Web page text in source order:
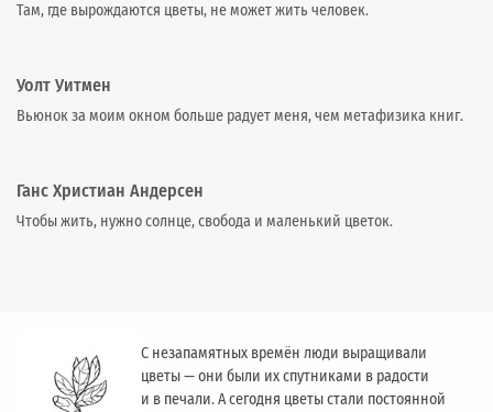
Там, где вырождаются цветы, не может жить человек.
Уолт Уитмен
Вьюнок за моим окном больше радует меня, чем метафизика книг.
Ганс Христиан Андерсен
Чтобы жить, нужно солнце, свобода и маленький цветок.
С незапамятных времён люди выращивали
цветы — они были их спутниками в радости
и в печали. А сегодня цветы стали постоянной